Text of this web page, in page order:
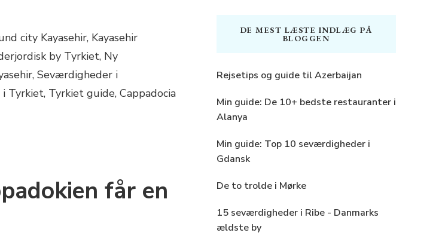
får en
DE MEST LÆSTE INDLÆG PÅ
BLOGGEN
Rejsetips og guide til Azerbaijan
Min guide: De 10+ bedste restauranter i
Alanya
Min guide: Top 10 seværdigheder i
Gdansk
De to trolde i Mørke
15 seværdigheder i Ribe - Danmarks
ældste by